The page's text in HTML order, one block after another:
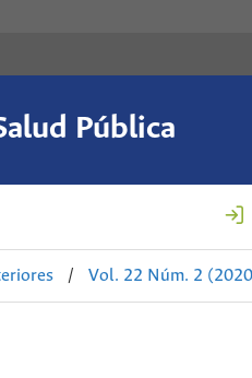
Pública
/ Vol. 22 Núm. 2